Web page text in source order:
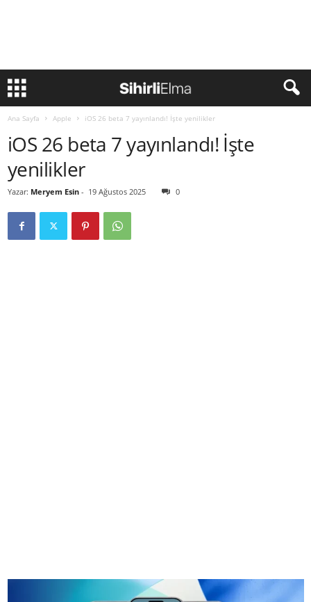
Ana Sayfa Apple iOS 26 beta 7 yayınlandı! İşte yenilikler
iOS 26 beta 7 yayınlandı! İşte
yenilikler
Yazar: Meryem Esin - 19 Ağustos 2025 0